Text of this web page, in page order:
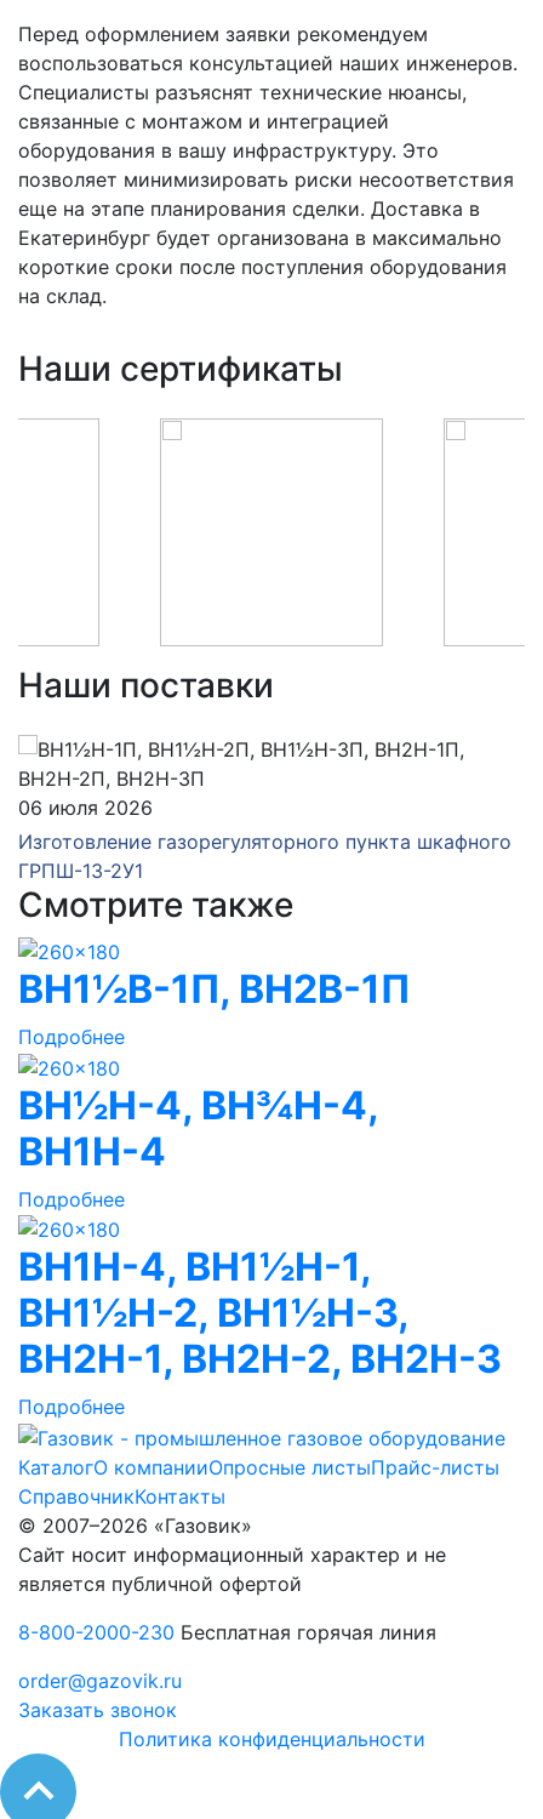
Перед оформлением заявки рекомендуем
воспользоваться консультацией наших инженеров.
Специалисты разъяснят технические нюансы,
связанные с монтажом и интеграцией
оборудования в вашу инфраструктуру. Это
позволяет минимизировать риски несоответствия
еще на этапе планирования сделки. Доставка в
Екатеринбург будет организована в максимально
короткие сроки после поступления оборудования
на склад.
Наши сертификаты
Наши поставки
06 июля 2026
Изготовление газорегуляторного пункта шкафного
ГРПШ-13-2У1
Смотрите также
ВН1½В-1П, ВН2В-1П
Подробнее
ВН½Н-4, ВН¾Н-4,
ВН1Н-4
Подробнее
ВН1Н-4, ВН1½Н-1,
ВН1½Н-2, ВН1½Н-3,
ВН2Н-1, ВН2Н-2, ВН2Н-3
Подробнее
КаталогО компанииОпросные листыПрайс-листы
СправочникКонтакты
© 2007–2026 «Газовик»
Сайт носит информационный характер и не
является публичной офертой
8-800-2000-230 Бесплатная горячая линия
order@gazovik.ru
Заказать звонок
Политика конфиденциальности